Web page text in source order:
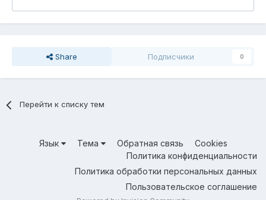
Share Подписчики 0
Перейти к списку тем
Язык Тема Обратная связь
Cookies
Политика конфиденциальности
Политика обработки персональных данных
Пользовательское соглашение